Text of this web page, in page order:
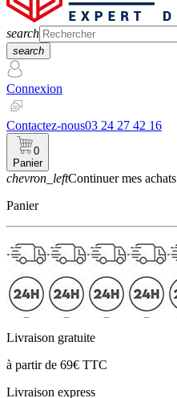
search
search
Connexion
Contactez-nous03 24 27 42 16
0
Panier
chevron_leftContinuer mes achats
Panier
Livraison gratuite
à partir de 69€ TTC
Livraison express